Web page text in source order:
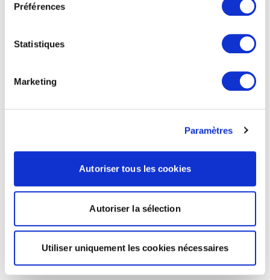
Préférences
Statistiques
Marketing
Paramètres
Autoriser tous les cookies
Autoriser la sélection
Utiliser uniquement les cookies nécessaires